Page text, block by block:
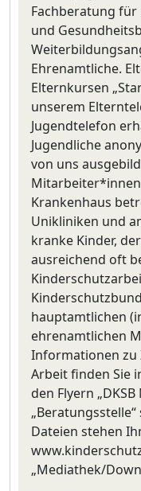
Fachberatung für
und
Ehrenamtliche.
Elternkursen
unserem
Jugendtelefon
Jugendliche
von uns
Krankenhaus
Unikliniken und
kranke Kinder,
ausreichend oft
hauptamtlichen
ehrenamtlichen
Informationen zu
Arbeit finden Sie
den Flyern
Dateien stehen
„Mediathek/